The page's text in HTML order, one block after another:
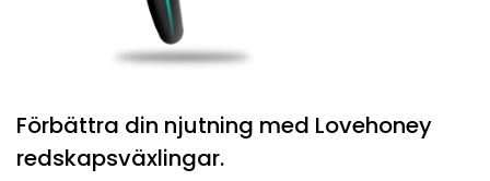
Förbättra din njutning med Lovehoney
redskapsväxlingar.